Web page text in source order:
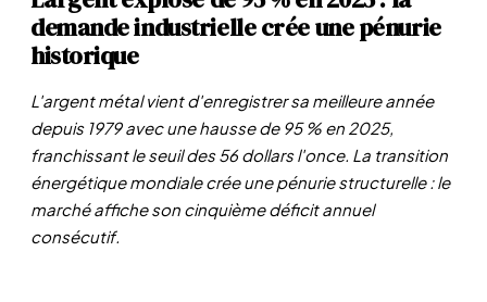
demande industrielle crée une pénurie
historique
L'argent métal vient d'enregistrer sa meilleure année
depuis 1979 avec une hausse de 95 % en 2025,
franchissant le seuil des 56 dollars l'once. La transition
énergétique mondiale crée une pénurie structurelle : le
marché affiche son cinquième déficit annuel
consécutif.